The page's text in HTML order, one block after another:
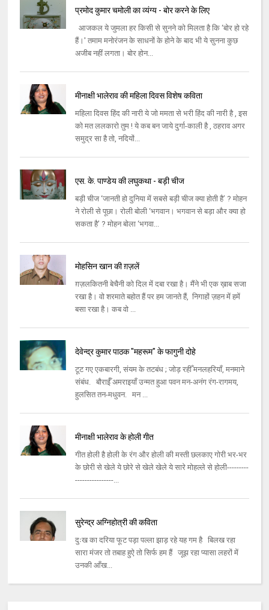
प्रमोद कुमार चमोली का व्यंग्य - बोर करने के लिए
आजकल ये जुमला हर किसी से सुनने को मिलता है कि ‘बोर हो रहे
हैं।' तमाम मनोरंजन के साधनों के होने के बाद भी ये सुनना कुछ
अजीब नहीं लगता। बोर होन...
मीनाक्षी भालेराव की महिला दिवस विशेष कविता
महिला दिवस हिंद की नारी ये जो ममता से भरी हिंद की नारी है , इस
को मत ललकारो तुम ! ये कब बन जाये दुर्गा-काली है , ठहराव अगर
समुद्र सा है तो, नदियों...
एस. के. पाण्डेय की लघुकथा - बड़ी चीज
बड़ी चीज ‘जानती हो दुनिया में सबसे बड़ी चीज क्या होती है’ ? मोहन
ने रोली से पूछा। रोली बोली ‘भगवान। भगवान से बड़ा और क्या हो
सकता है’ ? मोहन बोला ‘भगवा...
मोहसिन खान की ग़ज़लें
ग़ज़लकितनी बेचैनी को दिल में दबा रखा है। मैंने भी एक ख़ाब सजा
रखा है। वो शरमाते बहोत हैं पर हम जानते हैं, निगाहों ज़हन में हमें
बसा रखा है। कब वो ...
देवेन्द्र कुमार पाठक "महरूम" के फागुनी दोहे
टूट गए एकबारगी, संयम के तटबंध ; जोड़ रहीँ मनलहरियाँ, मनमाने
संबंध. बौराईँ अमराइयाँ उन्मत हुआ पवन मन-अनंग रंग-रागमय,
हुलसित तन-मधुवन. मन ...
मीनाक्षी भालेराव के होली गीत
गीत होली है होली के रंग और होली की मस्ती छलकाए गोरी भर-भर
के छोरी से खेले ये छोरे से खेले खेले ये सारे मोहल्ले से होली---------
----------------...
सुरेन्‍द्र अग्‍निहोत्री की कविता
दुःख का दरिया फूट पड़ा पल्‍ला झाड़ रहे यह गम है बिलख रहा
सारा मंजर तो तबाह हुऐ तो सिर्फ हम हैं जूझ रहा प्‍यासा लहरों में
उनकी आँख...